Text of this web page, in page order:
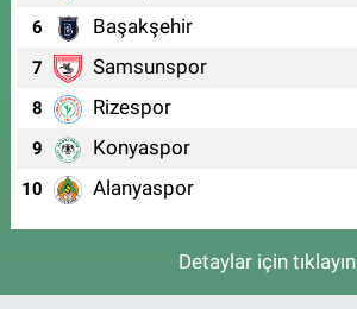
6 Başakşehir
7 Samsunspor
8 Rizespor
9 Konyaspor
10 Alanyaspor
Detaylar için tıklayın